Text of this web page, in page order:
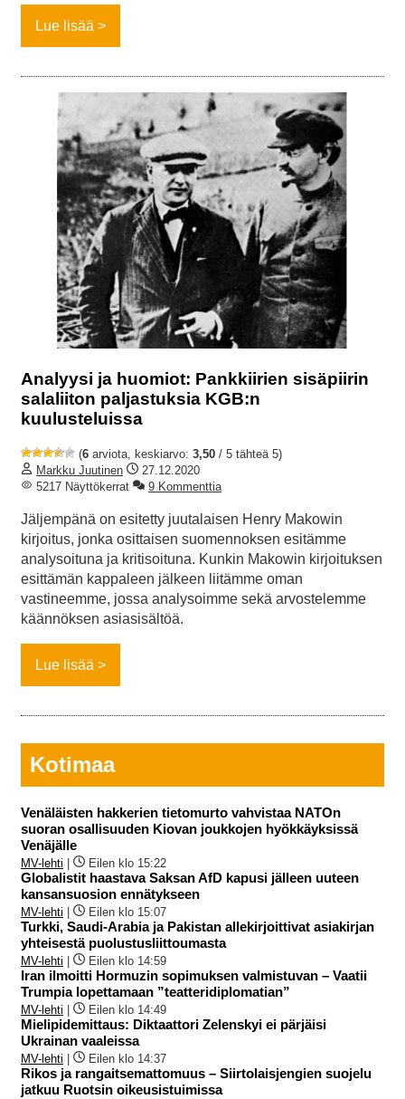
Lue lisää
Analyysi ja huomiot: Pankkiirien sisäpiirin
salaliiton paljastuksia KGB:n
kuulusteluissa
(6 arviota, keskiarvo: 3,50 / 5 tähteä 5)
Markku Juutinen
27.12.2020
5217 Näyttökerrat
9 Kommenttia
Jäljempänä on esitetty juutalaisen Henry Makowin
kirjoitus, jonka osittaisen suomennoksen esitämme
analysoituna ja kritisoituna. Kunkin Makowin kirjoituksen
esittämän kappaleen jälkeen liitämme oman
vastineemme, jossa analysoimme sekä arvostelemme
käännöksen asiasisältöä.
Lue lisää
Kotimaa
Venäläisten hakkerien tietomurto vahvistaa NATOn
suoran osallisuuden Kiovan joukkojen hyökkäyksissä
Venäjälle
MV-lehti Eilen klo 15:22
Globalistit haastava Saksan AfD kapusi jälleen uuteen
kansansuosion ennätykseen
MV-lehti Eilen klo 15:07
Turkki, Saudi-Arabia ja Pakistan allekirjoittivat asiakirjan
yhteisestä puolustusliittoumasta
MV-lehti Eilen klo 14:59
Iran ilmoitti Hormuzin sopimuksen valmistuvan – Vaatii
Trumpia lopettamaan ”teatteridiplomatian”
MV-lehti Eilen klo 14:49
Mielipidemittaus: Diktaattori Zelenskyi ei pärjäisi
Ukrainan vaaleissa
MV-lehti Eilen klo 14:37
Rikos ja rangaitsemattomuus – Siirtolaisjengien suojelu
jatkuu Ruotsin oikeusistuimissa